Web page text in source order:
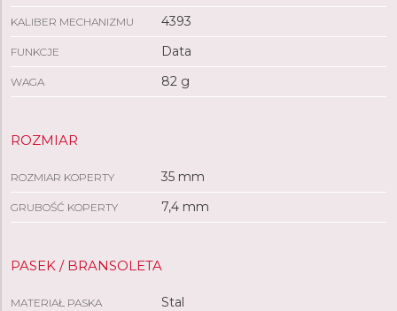
KALIBER MECHANIZMU 4393
FUNKCJE Data
WAGA 82 g
ROZMIAR
ROZMIAR KOPERTY 35 mm
GRUBOŚĆ KOPERTY 7,4 mm
PASEK / BRANSOLETA
MATERIAŁ PASKA Stal